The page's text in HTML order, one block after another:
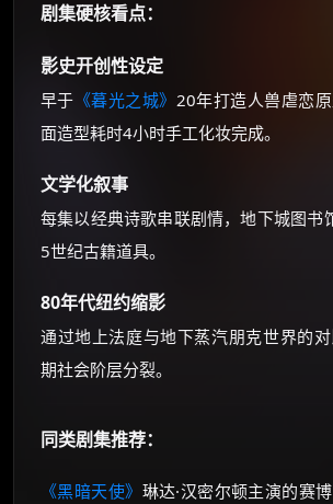
剧集硬核看点：
影史开创性设定
早于 《暮光之城》 20年打造人兽虐恋
面造型耗时4小时手工化妆完成。
文学化叙事
每集以经典诗歌串联剧情，地下城图书
5世纪古籍道具。
80年代纽约缩影
通过地上法庭与地下蒸汽朋克世界的
期社会阶层分裂。
同类剧集推荐：
《黑暗天使》 琳达·汉密尔顿主演的赛